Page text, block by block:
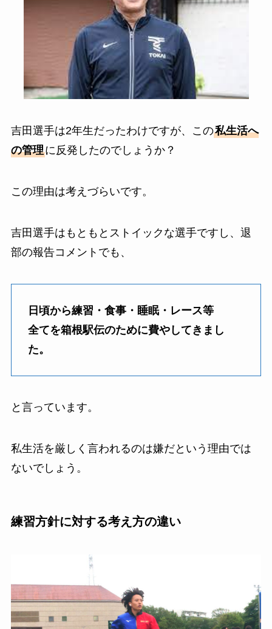
吉田選手は2年生だったわけですが、この私生活へ
の管理に反発したのでしょうか？
この理由は考えづらいです。
吉田選手はもともとストイックな選手ですし、退
部の報告コメントでも、
日頃から練習・食事・睡眠・レース等
全てを箱根駅伝のために費やしてきまし
た。
と言っています。
私生活を厳しく言われるのは嫌だという理由では
ないでしょう。
練習方針に対する考え方の違い